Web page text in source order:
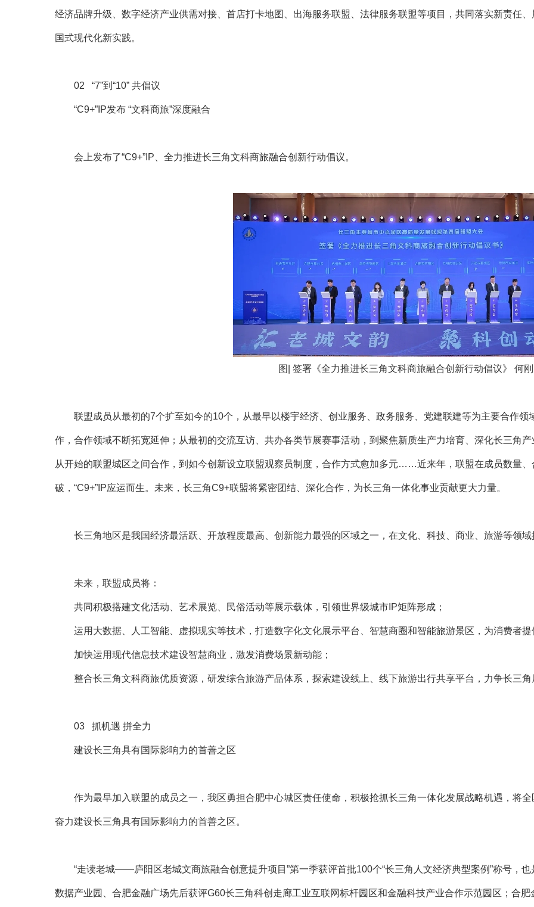
经济品牌升级、数字经济产业供需对接、首店打卡地图、出海服务联盟、法律服务联盟等项目，共同落实新责任
国式现代化新实践。
02 “7”到“10” 共倡议
“C9+”IP发布 “文科商旅”深度融合
会上发布了“C9+”IP、全力推进长三角文科商旅融合创新行动倡议。
图| 签署《全力推进长三角文科商旅融合创新行动倡议》 何
联盟成员从最初的7个扩至如今的10个，从最早以楼宇经济、创业服务、政务服务、党建联建等为主要合作
作，合作领域不断拓宽延伸；从最初的交流互访、共办各类节展赛事活动，到聚焦新质生产力培育、深化长三角
从开始的联盟城区之间合作，到如今创新设立联盟观察员制度，合作方式愈加多元……近来年，联盟在成员数量、
破，“C9+”IP应运而生。未来，长三角C9+联盟将紧密团结、深化合作，为长三角一体化事业贡献更大力量。
长三角地区是我国经济最活跃、开放程度最高、创新能力最强的区域之一，在文化、科技、商业、旅游等领
未来，联盟成员将：
共同积极搭建文化活动、艺术展览、民俗活动等展示载体，引领世界级城市IP矩阵形成；
运用大数据、人工智能、虚拟现实等技术，打造数字化文化展示平台、智慧商圈和智能旅游景区，为消费者
加快运用现代信息技术建设智慧商业，激发消费场景新动能；
整合长三角文科商旅优质资源，研发综合旅游产品体系，探索建设线上、线下旅游出行共享平台，力争长三角
03 抓机遇 拼全力
建设长三角具有国际影响力的首善之区
作为最早加入联盟的成员之一，我区勇担合肥中心城区责任使命，积极抢抓长三角一体化发展战略机遇，将
奋力建设长三角具有国际影响力的首善之区。
“走读老城——庐阳区老城文商旅融合创意提升项目”第一季获评首批100个“长三角人文经济典型案例”称号，
数据产业园、合肥金融广场先后获评G60长三角科创走廊工业互联网标杆园区和金融科技产业合作示范园区；合